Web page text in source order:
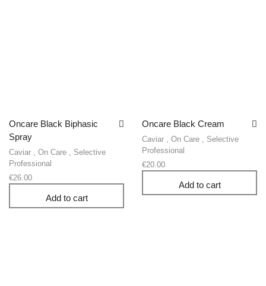
Oncare Black Biphasic
Spray
Caviar On Care
Selective
Professional
€26.00
Add to cart
Oncare Black Cream
Caviar On Care
Selective
Professional
€20.00
Add to cart